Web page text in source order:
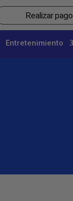
Realizar pago
Entretenimiento